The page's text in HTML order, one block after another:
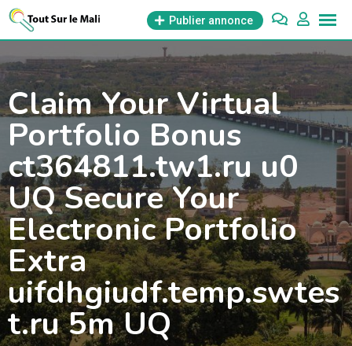
Aller
Publier annonce
Claim Your Virtual
Portfolio Bonus
ct364811.tw1.ru u0
UQ Secure Your
Electronic Portfolio
Extra
uifdhgiudf.temp.swtes
t.ru 5m UQ